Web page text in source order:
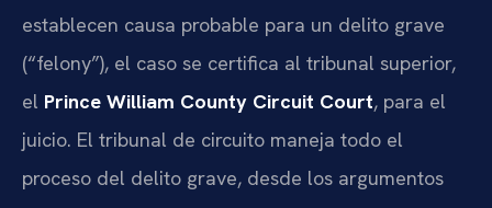
establecen causa probable para un delito grave
(“felony”), el caso se certifica al tribunal superior,
el Prince William County Circuit Court, para el
juicio. El tribunal de circuito maneja todo el
proceso del delito grave, desde los argumentos